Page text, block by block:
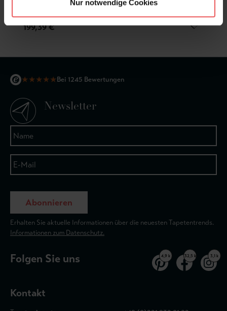
Nur notwendige Cookies
Space Grid, Autumn
199,39 €
★★★★★Bei 1245 Bewertungen
Newsletter
Abonnieren
Erhalten Sie aktuelle Informationen über die neuesten Tapetentrends.
Informationen zum Datenschutz.
Folgen Sie uns 4,9 k 32,5 k 3,1 k
Kontakt